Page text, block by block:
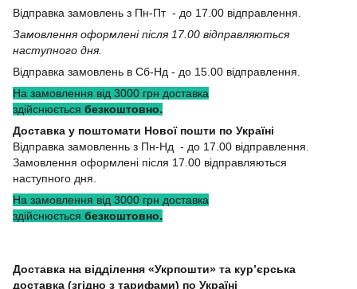
Відправка замовлень з Пн-Пт - до 17.00 відправлення.
Замовлення оформлені після 17.00 відправляються
наступного дня.
Відправка замовлень в Сб-Нд - до 15.00 відправлення.
На замовлення від 3000 грн доставка
здійснюється безкоштовно.
Доставка у поштомати Нової пошти по Україні
Відправка замовленнь з Пн-Нд - до 17.00 відправлення.
Замовлення оформлені після 17.00 відправляються
наступного дня.
На замовлення від 3000 грн доставка
здійснюється безкоштовно.
Доставка на відділення «Укрпошти» та кур’єрська
доставка (згідно з тарифами) по Україні